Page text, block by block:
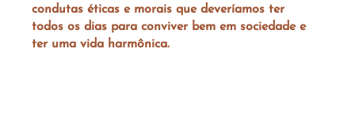
condutas éticas e morais que deveríamos ter
todos os dias para conviver bem em sociedade e
ter uma vida harmônica.